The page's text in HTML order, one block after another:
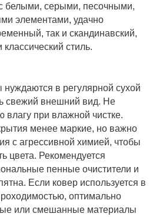
белыми, серыми, песочными,
элементами, удачно
так и скандинавский,
стиль.
в регулярной сухой
свежий внешний вид. Не
влагу при влажной чистке.
менее маркие, но важно
с агрессивной химией, чтобы
цвета. Рекомендуется
пенные очистители и
Если ковер используется в
оптимально
или смешанные материалы